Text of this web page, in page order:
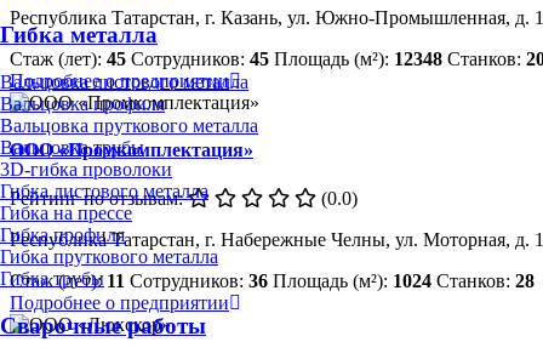
Гибка металла
Вальцовка листового металла
Вальцовка профиля
Вальцовка пруткового металла
Вальцовка трубы
3D-гибка проволоки
Гибка листового металла
Гибка на прессе
Гибка профиля
Гибка пруткового металла
Гибка трубы
Сварочные работы
Республика Татарстан, г. Казань, ул. Южно-Промышленная, д.
Стаж (лет): 45 Сотрудников: 45 Площадь (м²): 12348 Станков:
Подробнее о предприятии
ООО «Промкомплектация»
Рейтинг по отзывам:
(0.0)
Республика Татарстан, г. Набережные Челны, ул. Моторная, д.
Стаж (лет):11 Сотрудников: 36 Площадь (м²): 1024 Станков: 28
Подробнее о предприятии